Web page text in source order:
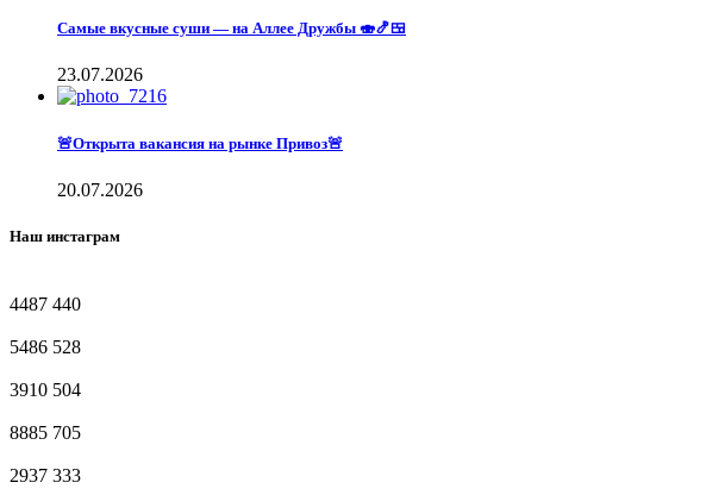
Самые вкусные суши — на Аллее Дружбы 🍣🍤🍱
23.07.2026
🚨Открыта вакансия на рынке Привоз🚨
20.07.2026
Наш инстаграм
4487 440
5486 528
3910 504
8885 705
2937 333